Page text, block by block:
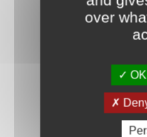
1, rue de la
Tél. : 03 88 68
over